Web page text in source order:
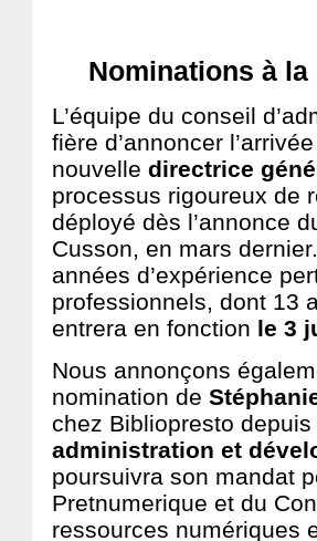
Nominations à
L’équipe du conseil
fière d’annoncer
nouvelle directrice
processus rigoureux de
déployé dès l’annonce
Cusson, en mars
années d’expérience
professionnels, dont 13
entrera en fonction le 3
Nous annonçons
nomination de
chez Bibliopresto
administration et
poursuivra son mandat
Pretnumerique et du
ressources numériques